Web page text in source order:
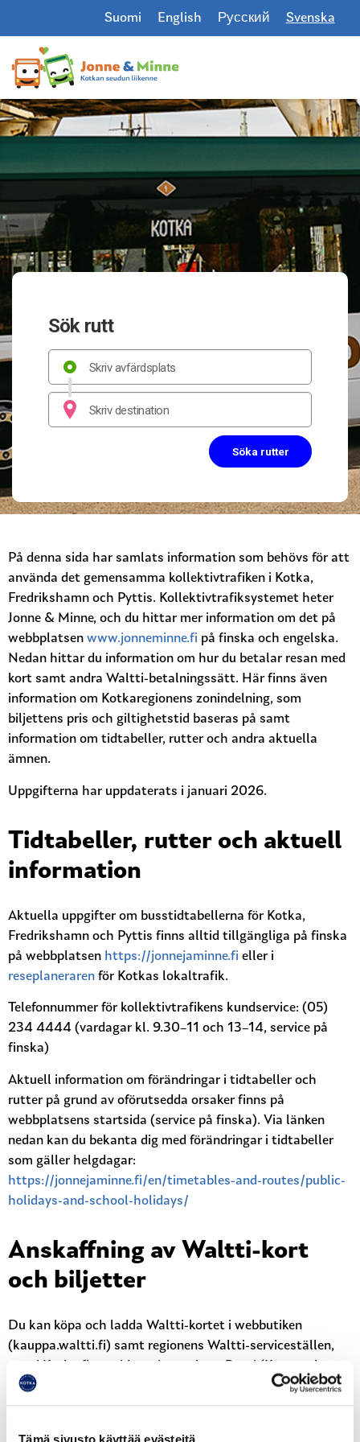
Suomi English Русский Svenska
På denna sida har samlats information som behövs för att
använda det gemensamma kollektivtrafiken i Kotka,
Fredrikshamn och Pyttis. Kollektivtrafiksystemet heter
Jonne & Minne, och du hittar mer information om det på
webbplatsen www.jonneminne.fi på finska och engelska.
Nedan hittar du information om hur du betalar resan med
kort samt andra Waltti-betalningssätt. Här finns även
information om Kotkaregionens zonindelning, som
biljettens pris och giltighetstid baseras på samt
information om tidtabeller, rutter och andra aktuella
ämnen.
Uppgifterna har uppdaterats i januari 2026.
Tidtabeller, rutter och aktuell
information
Aktuella uppgifter om busstidtabellerna för Kotka,
Fredrikshamn och Pyttis finns alltid tillgängliga på finska
på webbplatsen https://jonnejaminne.fi eller i
reseplaneraren för Kotkas lokaltrafik.
Telefonnummer för kollektivtrafikens kundservice: (05)
234 4444 (vardagar kl. 9.30–11 och 13–14, service på
finska)
Aktuell information om förändringar i tidtabeller och
rutter på grund av oförutsedda orsaker finns på
webbplatsens startsida (service på finska). Via länken
nedan kan du bekanta dig med förändringar i tidtabeller
som gäller helgdagar:
https://jonnejaminne.fi/en/timetables-and-routes/public-
holidays-and-school-holidays/
Anskaffning av Waltti-kort
och biljetter
Du kan köpa och ladda Waltti-kortet i webbutiken
(kauppa.waltti.fi) samt regionens Waltti-serviceställen,
som i Kotka finns vid servicepunkten Ruori (Kustaankatu
2, 48100 Kotka), i Fredrikshamn vid servicepunkten
Rinkeli (Puistokatu 6, 49400 Hamina), vid R-kiosken i